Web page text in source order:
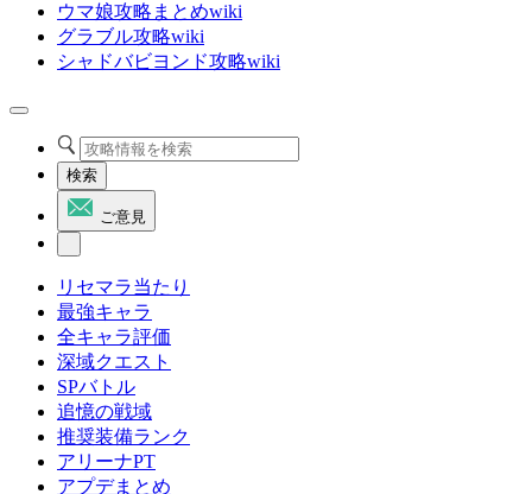
ウマ娘攻略まとめwiki
グラブル攻略wiki
シャドバビヨンド攻略wiki
検索
ご意見
リセマラ当たり
最強キャラ
全キャラ評価
深域クエスト
SPバトル
追憶の戦域
推奨装備ランク
アリーナPT
アプデまとめ